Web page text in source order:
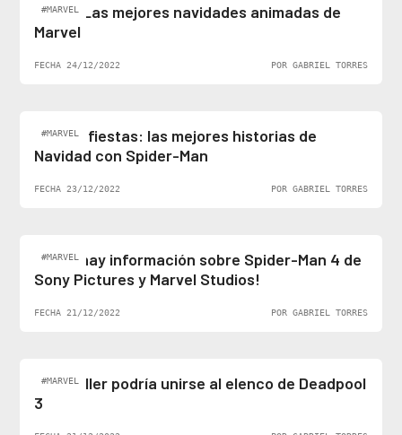
#MARVEL
Top 5: Las mejores navidades animadas de
Marvel
FECHA 24/12/2022 POR GABRIEL TORRES
#MARVEL
Felices fiestas: las mejores historias de
Navidad con Spider-Man
FECHA 23/12/2022 POR GABRIEL TORRES
#MARVEL
¡Al fin hay información sobre Spider-Man 4 de
Sony Pictures y Marvel Studios!
FECHA 21/12/2022 POR GABRIEL TORRES
#MARVEL
Ben Stiller podría unirse al elenco de Deadpool
3